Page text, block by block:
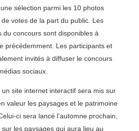
sélection parmi les 10 photos
votes de la part du public. Les
du concours sont disponibles à
précédemment. Les participants et
invités à diffuser le concours
sociaux.
site internet interactif sera mis sur
valeur les paysages et le patrimoine
ci sera lancé l'automne prochain,
les paysages qui aura lieu au